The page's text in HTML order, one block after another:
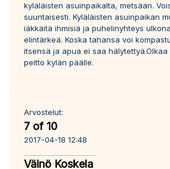
kyläläisten asuinpaikalta, metsään.
suuntaisesti. Kyläläisten asuinpaikan
iäkkäitä ihmisiä ja puhelinyhteys
elintärkeä. Koska tahansa voi
itsensä ja apua ei saa
peitto kylän päälle.
Arvostelut:
7 of 10
2017-04-18 12:48
Väinö Koskela